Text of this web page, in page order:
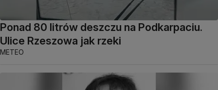
Ponad 80 litrów deszczu na Podkarpaciu.
Ulice Rzeszowa jak rzeki
METEO